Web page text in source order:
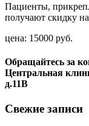
Пациенты,
получают скидку
цена: 15000 руб.
Обращайтесь за
Центральная
д.11В
Свежие записи